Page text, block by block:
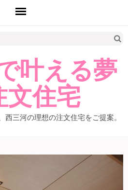
索:
叶える夢
文住宅
西三河の理想の注文住宅をご提案。